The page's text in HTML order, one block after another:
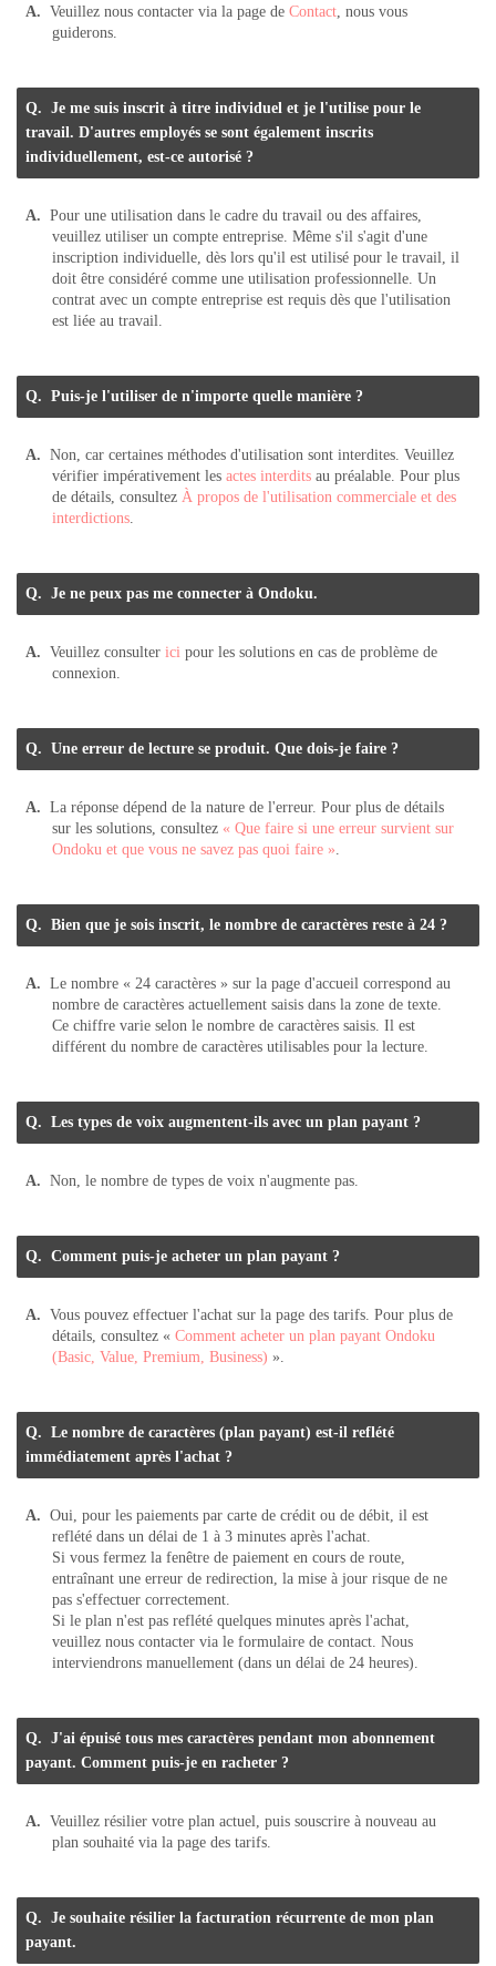
Veuillez nous contacter via la page de Contact, nous vous
guiderons.
Je me suis inscrit à titre individuel et je l'utilise pour le
travail. D'autres employés se sont également inscrits
individuellement, est-ce autorisé ?
Pour une utilisation dans le cadre du travail ou des affaires,
veuillez utiliser un compte entreprise. Même s'il s'agit d'une
inscription individuelle, dès lors qu'il est utilisé pour le travail, il
doit être considéré comme une utilisation professionnelle. Un
contrat avec un compte entreprise est requis dès que l'utilisation
est liée au travail.
Puis-je l'utiliser de n'importe quelle manière ?
Non, car certaines méthodes d'utilisation sont interdites. Veuillez
vérifier impérativement les actes interdits au préalable. Pour plus
de détails, consultez À propos de l'utilisation commerciale et des
interdictions.
Je ne peux pas me connecter à Ondoku.
Veuillez consulter ici pour les solutions en cas de problème de
connexion.
Une erreur de lecture se produit. Que dois-je faire ?
La réponse dépend de la nature de l'erreur. Pour plus de détails
sur les solutions, consultez « Que faire si une erreur survient sur
Ondoku et que vous ne savez pas quoi faire ».
Bien que je sois inscrit, le nombre de caractères reste à 24 ?
Le nombre « 24 caractères » sur la page d'accueil correspond au
nombre de caractères actuellement saisis dans la zone de texte.
Ce chiffre varie selon le nombre de caractères saisis. Il est
différent du nombre de caractères utilisables pour la lecture.
Les types de voix augmentent-ils avec un plan payant ?
Non, le nombre de types de voix n'augmente pas.
Comment puis-je acheter un plan payant ?
Vous pouvez effectuer l'achat sur la page des tarifs. Pour plus de
détails, consultez « Comment acheter un plan payant Ondoku
(Basic, Value, Premium, Business) ».
Le nombre de caractères (plan payant) est-il reflété
immédiatement après l'achat ?
Oui, pour les paiements par carte de crédit ou de débit, il est
reflété dans un délai de 1 à 3 minutes après l'achat.
Si vous fermez la fenêtre de paiement en cours de route,
entraînant une erreur de redirection, la mise à jour risque de ne
pas s'effectuer correctement.
Si le plan n'est pas reflété quelques minutes après l'achat,
veuillez nous contacter via le formulaire de contact. Nous
interviendrons manuellement (dans un délai de 24 heures).
J'ai épuisé tous mes caractères pendant mon abonnement
payant. Comment puis-je en racheter ?
Veuillez résilier votre plan actuel, puis souscrire à nouveau au
plan souhaité via la page des tarifs.
Je souhaite résilier la facturation récurrente de mon plan
payant.